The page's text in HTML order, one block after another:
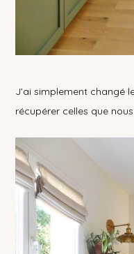
J’ai simplement changé
récupérer celles que